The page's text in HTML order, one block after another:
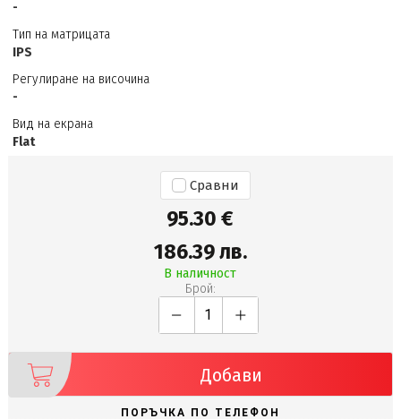
-
Тип на матрицата
IPS
Регулиране на височина
-
Вид на екрана
Flat
Сравни
95.30 €
186.39 лв.
В наличност
Брой:
Добави